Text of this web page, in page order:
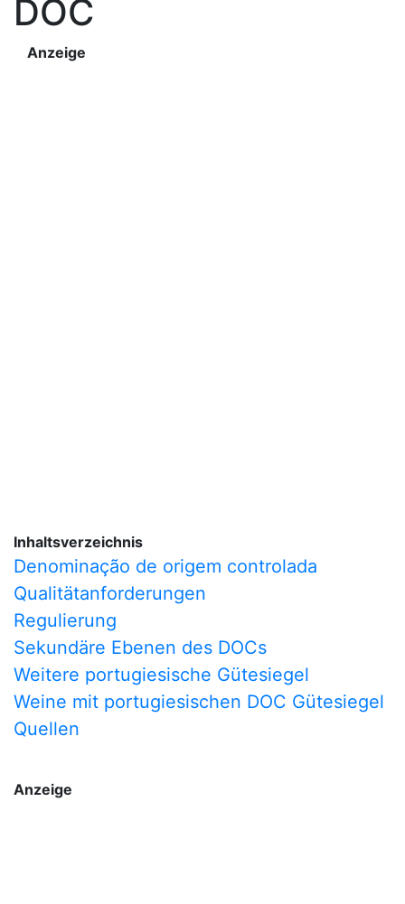
DOC
Anzeige
Inhaltsverzeichnis
Denominação de origem controlada
Qualitätanforderungen
Regulierung
Sekundäre Ebenen des DOCs
Weitere portugiesische Gütesiegel
Weine mit portugiesischen DOC Gütesiegel
Quellen
Anzeige